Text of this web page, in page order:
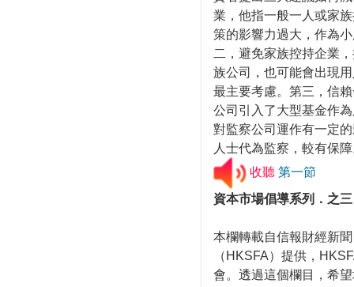
業，他指一般一人或家
策的影響力過大，作為
二，避免家族控持企業
族公司，也可能會出現
最主要考慮。第三，信
公司引入了大型基金作
對監察公司運作有一定
人士代為監察，較有保
收聽 第一節
資本市場倡導系列．之三
本欄轉載自信報財經新
（HKSFA）提供，
會。透過這個欄目，希